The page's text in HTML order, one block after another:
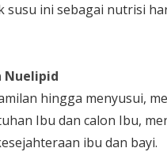
susu ini sebagai nutrisi
Nuelipid
hingga menyusui,
Ibu dan calon Ibu,
ibu dan bayi.